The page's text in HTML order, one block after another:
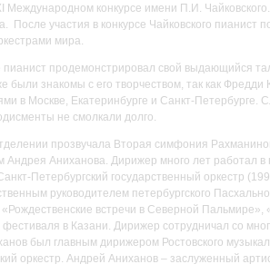
Международном конкурсе имени П.И.
После участия в конкурсе Чайковского пианист
мира.
пианист продемонстрировал свой выдающийся
были знакомы с его творчеством, так как
в Москве, Екатеринбурге и Санкт-
не смолкали долго.
прозвучала Вторая симфония
Андрея Аниханова. Дирижер много лет работал
Петербургский государственный оркестр
руководителем петербургского
встречи в Северной
фестиваля в Казани. Дирижер сотрудничал со
был главным дирижером Ростовского
оркестр. Андрей Аниханов – заслуженный